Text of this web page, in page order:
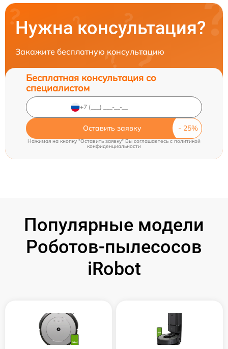
Нужна консультация?
Закажите бесплатную консультацию
Бесплатная консультация со
специалистом
Оставить заявку
Нажимая на кнопку "Оставить заявку" Вы соглашаетесь cполитикой
конфиденциальности
Популярные модели
Роботов-пылесосов
iRobot